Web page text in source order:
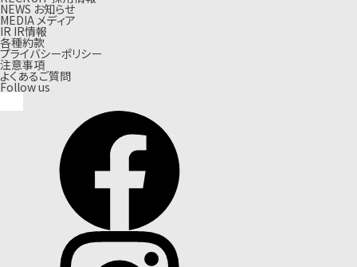
NEWS お知らせ
MEDIA メディア
IR IR情報
各種約款
プライバシーポリシー
注意事項
よくあるご質問
Follow us